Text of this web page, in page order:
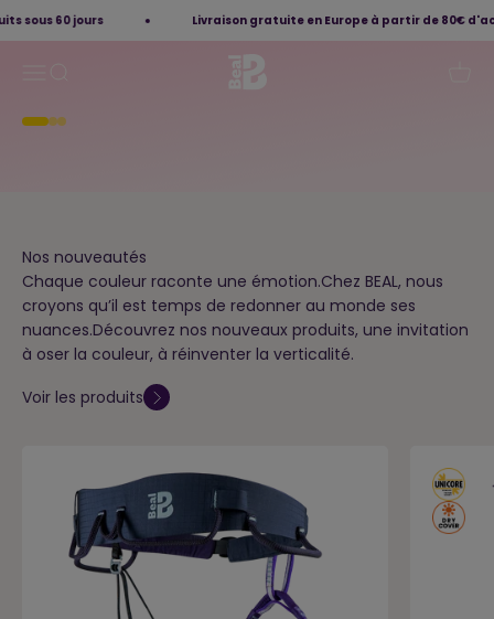
Passer au contenu
60 jours Livraison gratuite en Europe à partir de 80€ d'achat
BEAL - Cordes et équipements
Aller à l'élément 1
Aller à l'élément 2
Aller à l'élément 3
Nos nouveautés
Chaque couleur raconte une émotion.Chez BEAL, nous
croyons qu’il est temps de redonner au monde ses
nuances.Découvrez nos nouveaux produits, une invitation
à oser la couleur, à réinventer la verticalité.
Voir les produits